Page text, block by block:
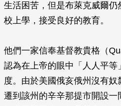
生活困苦，但是布萊克威爾
校上學，接受良好的教育。
他們一家信奉基督教貴格（
認為在上帝的眼中「人人平等
度。由於美國俄亥俄州沒有
遷到該州的辛辛那提市開設